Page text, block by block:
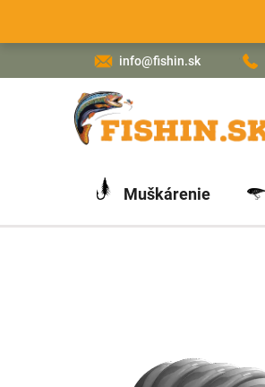
obsah
info@fishin.sk
Muškárenie